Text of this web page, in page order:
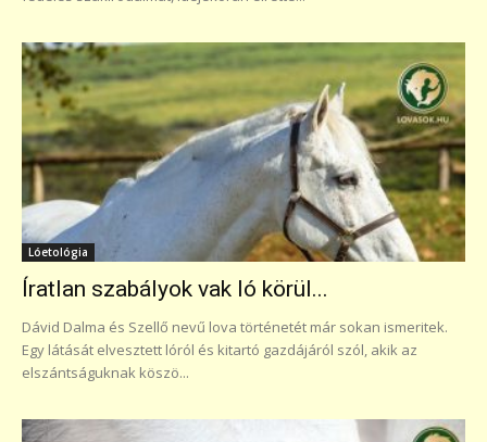
Lóetológia
Íratlan szabályok vak ló körül...
Dávid Dalma és Szellő nevű lova történetét már sokan ismeritek.
Egy látását elvesztett lóról és kitartó gazdájáról szól, akik az
elszántságuknak köszö...